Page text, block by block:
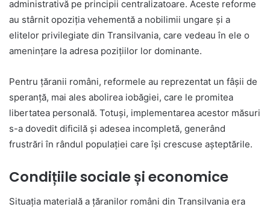
administrativă pe principii centralizatoare. Aceste reforme
au stârnit opoziția vehementă a nobilimii ungare și a
elitelor privilegiate din Transilvania, care vedeau în ele o
amenințare la adresa pozițiilor lor dominante.
Pentru țăranii români, reformele au reprezentat un fâșii de
speranță, mai ales abolirea iobăgiei, care le promitea
libertatea personală. Totuși, implementarea acestor măsuri
s-a dovedit dificilă și adesea incompletă, generând
frustrări în rândul populației care își crescuse așteptările.
Condițiile sociale și economice
Situația materială a țăranilor români din Transilvania era